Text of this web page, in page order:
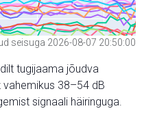
seisuga 2026-08-07 20:50:00
tugijaama jõudva
38–54 dB
signaali häiringuga.